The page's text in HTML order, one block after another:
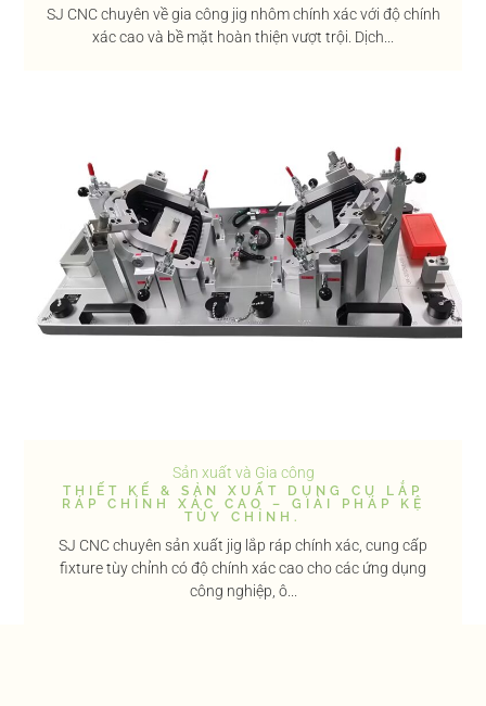
SJ CNC chuyên về gia công jig nhôm chính xác với độ chính
xác cao và bề mặt hoàn thiện vượt trội. Dịch...
Sản xuất và Gia công
THIẾT KẾ & SẢN XUẤT DỤNG CỤ LẮP
RÁP CHÍNH XÁC CAO – GIẢI PHÁP KỆ
TÙY CHỈNH.
SJ CNC chuyên sản xuất jig lắp ráp chính xác, cung cấp
fixture tùy chỉnh có độ chính xác cao cho các ứng dụng
công nghiệp, ô...